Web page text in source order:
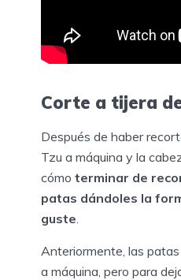
Corte a tijera
Después de haber
Tzu a máquina y la
cómo terminar de
patas dándoles la
guste
Anteriormente, las
a máquina, pero para